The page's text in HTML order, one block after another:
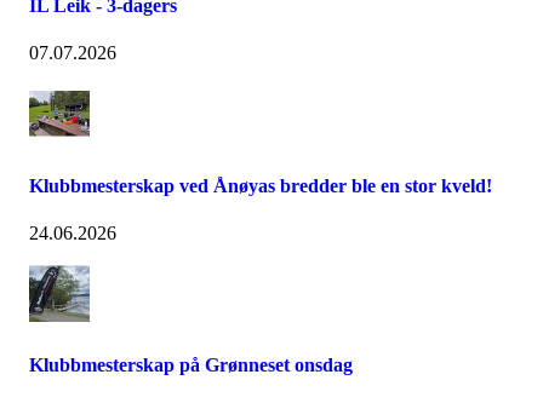
IL Leik - 3-dagers
07.07.2026
Klubbmesterskap ved Ånøyas bredder ble en stor kveld!
24.06.2026
Klubbmesterskap på Grønneset onsdag